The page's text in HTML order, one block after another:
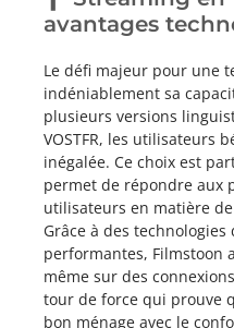
avantages
Le défi majeur pour une
indéniablement sa
plusieurs versions
VOSTFR, les utilisateurs
inégalée. Ce choix est
permet de répondre aux
utilisateurs en matière
Grâce à des technologies
performantes, Filmstoon
même sur des
tour de force qui prouve
bon ménage avec le